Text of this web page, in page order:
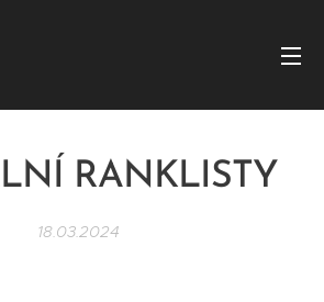
RANKLISTY
18.03.2024